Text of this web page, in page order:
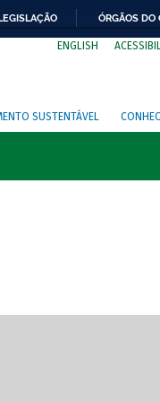
ÓRGÃOS DO
ENGLISH
SUSTENTÁVEL
tela